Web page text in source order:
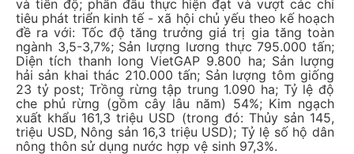
và tiến độ; phấn đấu thực hiện đạt và vượt các chỉ
tiêu phát triển kinh tế - xã hội chủ yếu theo kế hoạch
đề ra với: Tốc độ tăng trưởng giá trị gia tăng toàn
ngành 3,5-3,7%; Sản lượng lương thực 795.000 tấn;
Diện tích thanh long VietGAP 9.800 ha; Sản lượng
hải sản khai thác 210.000 tấn; Sản lượng tôm giống
23 tỷ post; Trồng rừng tập trung 1.090 ha; Tỷ lệ độ
che phủ rừng (gồm cây lâu năm) 54%; Kim ngạch
xuất khẩu 161,3 triệu USD (trong đó: Thủy sản 145,
triệu USD, Nông sản 16,3 triệu USD); Tỷ lệ số hộ dân
nông thôn sử dụng nước hợp vệ sinh 97,3%.